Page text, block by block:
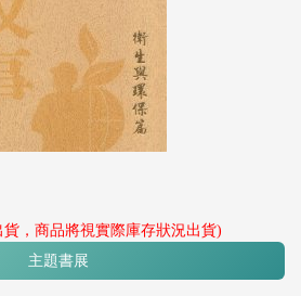
，商品將視實際庫存狀況出貨)
主題書展